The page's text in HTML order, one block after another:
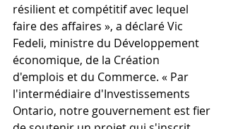
résilient et compétitif avec lequel
faire des affaires », a déclaré Vic
Fedeli, ministre du Développement
économique, de la Création
d'emplois et du Commerce. « Par
l'intermédiaire d'Investissements
Ontario, notre gouvernement est fier